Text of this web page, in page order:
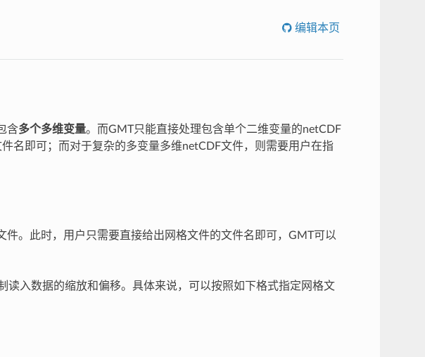
编辑本页
含多个多维变量。而GMT只能直接处理包含单个二维变量的netCDF
名即可；而对于复杂的多变量多维netCDF文件，则需要用户在指
。此时，用户只需要直接给出网格文件的文件名即可，GMT可以
读入数据的缩放和偏移。具体来说，可以按照如下格式指定网格文